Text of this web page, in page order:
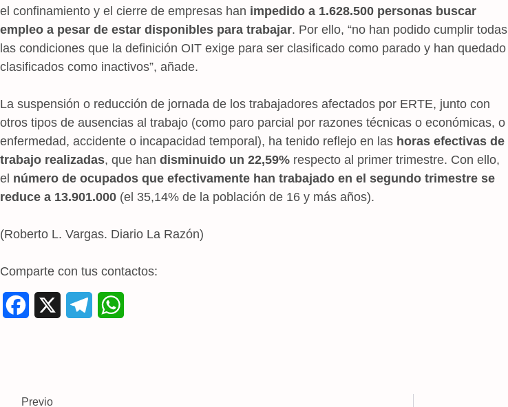
el confinamiento y el cierre de empresas han impedido a 1.628.500 personas buscar
empleo a pesar de estar disponibles para trabajar. Por ello, “no han podido cumplir todas
las condiciones que la definición OIT exige para ser clasificado como parado y han quedado
clasificados como inactivos”, añade.
La suspensión o reducción de jornada de los trabajadores afectados por ERTE, junto con
otros tipos de ausencias al trabajo (como paro parcial por razones técnicas o económicas, o
enfermedad, accidente o incapacidad temporal), ha tenido reflejo en las horas efectivas de
trabajo realizadas, que han disminuido un 22,59% respecto al primer trimestre. Con ello,
el número de ocupados que efectivamente han trabajado en el segundo trimestre se
reduce a 13.901.000 (el 35,14% de la población de 16 y más años).
(Roberto L. Vargas. Diario La Razón)
Comparte con tus contactos:
Previo